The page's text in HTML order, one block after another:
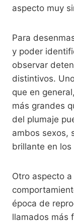
aspecto muy
Para
y poder
observar
distintivos.
que en
más grandes
del plumaje
ambos sexos,
brillante en los
Otro aspecto
época de
llamados más